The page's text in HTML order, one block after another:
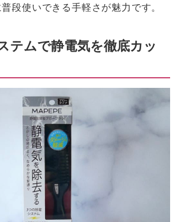
段使いできる手軽さが魅力です。
テムで静電気を徹底カッ